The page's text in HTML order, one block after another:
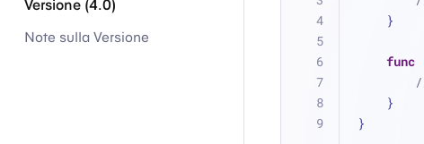
Versione (4.0)
Note sulla Versione
    }
func
    }
}